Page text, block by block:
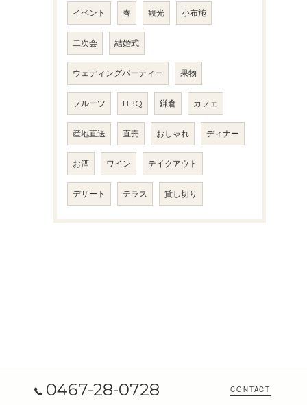
イベント 春 観光 小布施
二次会 結婚式
ウェディングパーティー 果物
フルーツ BBQ 鎌倉 カフェ
産地直送 直売 おしゃれ ディナー
お酒 ワイン テイクアウト
デザート テラス 貸し切り
0467-28-0728 CONTACT